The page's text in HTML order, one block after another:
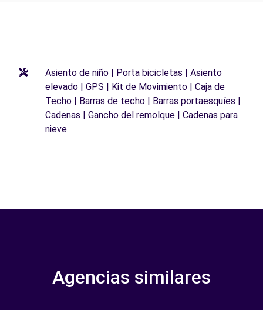
Asiento de niño | Porta bicicletas | Asiento
elevado | GPS | Kit de Movimiento | Caja de
Techo | Barras de techo | Barras portaesquíes |
Cadenas | Gancho del remolque | Cadenas para
nieve
Agencias similares